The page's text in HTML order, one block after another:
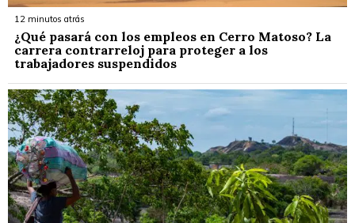
12 minutos atrás
¿Qué pasará con los empleos en Cerro Matoso? La
carrera contrarreloj para proteger a los
trabajadores suspendidos